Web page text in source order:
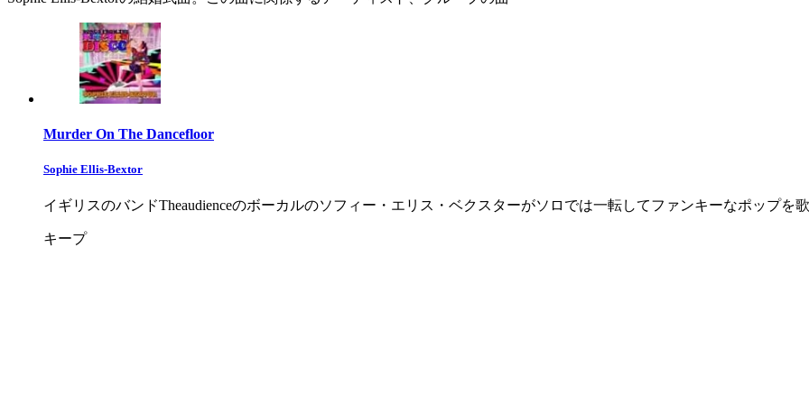
Murder On The Dancefloor
Sophie Ellis-Bextor
イギリスのバンドTheaudienceのボーカルのソフィー・エリス・ベクスターがソロでは一転してファンキーなポップを
キープ